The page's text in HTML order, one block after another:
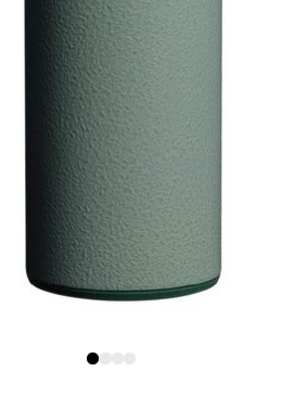
0 i butikk
Kristiansand -
Lillemarkens
Åpent i dag 09-18
20 i butikk
Oslo - Linderud